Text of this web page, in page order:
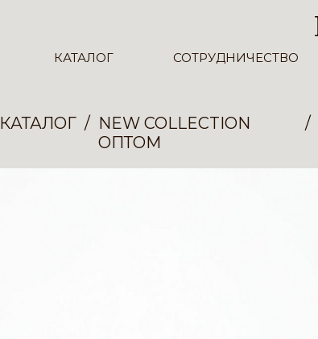
КАТАЛОГ СОТРУДНИЧЕСТВО
КАТАЛОГ
NEW COLLECTION
ОПТОМ